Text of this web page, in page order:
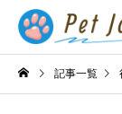
記事一覧